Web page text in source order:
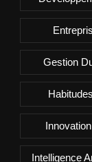
Gestion
Innovation
Intelligence